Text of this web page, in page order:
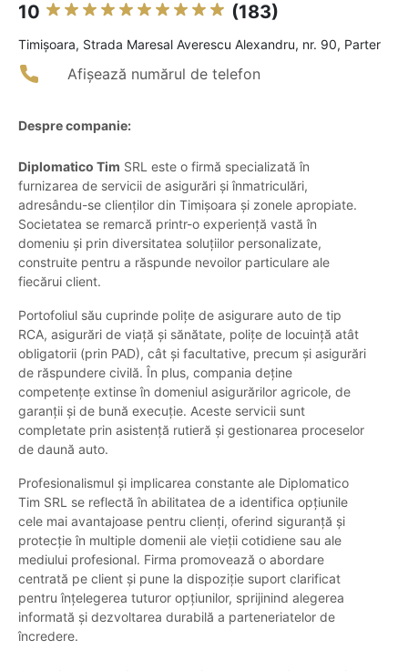
10 (183)
Timişoara, Strada Maresal Averescu Alexandru, nr. 90, Parter
Afișează numărul de telefon
Despre companie:
Diplomatico Tim SRL este o firmă specializată în
furnizarea de servicii de asigurări și înmatriculări,
adresându-se clienților din Timișoara și zonele apropiate.
Societatea se remarcă printr-o experiență vastă în
domeniu și prin diversitatea soluțiilor personalizate,
construite pentru a răspunde nevoilor particulare ale
fiecărui client.
Portofoliul său cuprinde polițe de asigurare auto de tip
RCA, asigurări de viață și sănătate, polițe de locuință atât
obligatorii (prin PAD), cât și facultative, precum și asigurări
de răspundere civilă. În plus, compania deține
competențe extinse în domeniul asigurărilor agricole, de
garanții și de bună execuție. Aceste servicii sunt
completate prin asistență rutieră și gestionarea proceselor
de daună auto.
Profesionalismul și implicarea constante ale Diplomatico
Tim SRL se reflectă în abilitatea de a identifica opțiunile
cele mai avantajoase pentru clienți, oferind siguranță și
protecție în multiple domenii ale vieții cotidiene sau ale
mediului profesional. Firma promovează o abordare
centrată pe client și pune la dispoziție suport clarificat
pentru înțelegerea tuturor opțiunilor, sprijinind alegerea
informată și dezvoltarea durabilă a parteneriatelor de
încredere.